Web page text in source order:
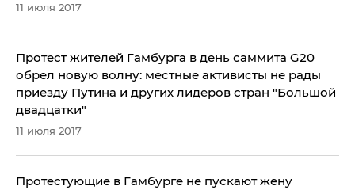
11 июля 2017
Протест жителей Гамбурга в день саммита G20
обрел новую волну: местные активисты не рады
приезду Путина и других лидеров стран "Большой
двадцатки"
11 июля 2017
Протестующие в Гамбурге не пускают жену